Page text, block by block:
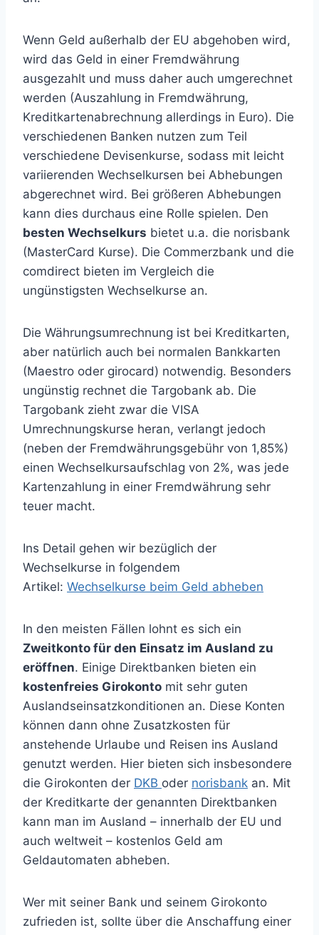
Wenn Geld außerhalb der EU abgehoben wird,
wird das Geld in einer Fremdwährung
ausgezahlt und muss daher auch umgerechnet
werden (Auszahlung in Fremdwährung,
Kreditkartenabrechnung allerdings in Euro). Die
verschiedenen Banken nutzen zum Teil
verschiedene Devisenkurse, sodass mit leicht
variierenden Wechselkursen bei Abhebungen
abgerechnet wird. Bei größeren Abhebungen
kann dies durchaus eine Rolle spielen. Den
besten Wechselkurs bietet u.a. die norisbank
(MasterCard Kurse). Die Commerzbank und die
comdirect bieten im Vergleich die
ungünstigsten Wechselkurse an.
Die Währungsumrechnung ist bei Kreditkarten,
aber natürlich auch bei normalen Bankkarten
(Maestro oder girocard) notwendig. Besonders
ungünstig rechnet die Targobank ab. Die
Targobank zieht zwar die VISA
Umrechnungskurse heran, verlangt jedoch
(neben der Fremdwährungsgebühr von 1,85%)
einen Wechselkursaufschlag von 2%, was jede
Kartenzahlung in einer Fremdwährung sehr
teuer macht.
Ins Detail gehen wir bezüglich der
Wechselkurse in folgendem
Artikel: Wechselkurse beim Geld abheben
In den meisten Fällen lohnt es sich ein
Zweitkonto für den Einsatz im Ausland zu
eröffnen. Einige Direktbanken bieten ein
kostenfreies Girokonto mit sehr guten
Auslandseinsatzkonditionen an. Diese Konten
können dann ohne Zusatzkosten für
anstehende Urlaube und Reisen ins Ausland
genutzt werden. Hier bieten sich insbesondere
die Girokonten der DKB oder norisbank an. Mit
der Kreditkarte der genannten Direktbanken
kann man im Ausland – innerhalb der EU und
auch weltweit – kostenlos Geld am
Geldautomaten abheben.
Wer mit seiner Bank und seinem Girokonto
zufrieden ist, sollte über die Anschaffung einer